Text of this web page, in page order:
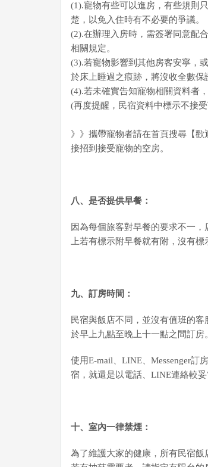
(1).寵物有些可以進房，有些規則
楚，以免入住時有不必要的爭議。
(2).在辦理入房時，需簽署同意配
相關規定。
(3).若寵物影響到其他房客安寧，
於床上睡過之痕跡，將沒收全數保
(4).若未確實告知寵物相關資料者
(再度提醒，民宿資料中標示不接
》》攜帶寵物者請在首頁搜尋【
接招到接受寵物的空房。
八、是否提供早餐：
因為每個旅客對早餐的要求不一
上若有標示附早餐就有附，沒有標
九、訂房時間：
民宿與飯店不同，並沒有值班的
於早上九點至晚上十一點之間訂房。
使用E-mail、LINE、Messenger訂
宿，就還是以電話、LINE連絡較妥
十、室內一律禁煙：
為了維護大家的健康，所有民宿